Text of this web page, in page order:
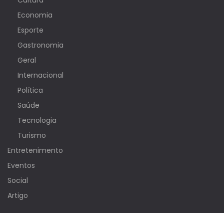
Economia
Esporte
Gastronomia
Geral
Internacional
Política
Saúde
Tecnologia
Turismo
Entretenimento
Eventos
Social
Artigo